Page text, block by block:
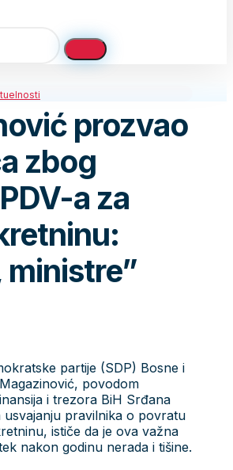
prozvao
zbog
a za
ministre”
partije (SDP) Bosne i
povodom
i trezora BiH Srđana
usvajanju pravilnika o povratu
ističe da je ova važna
nakon godinu nerada i tišine.